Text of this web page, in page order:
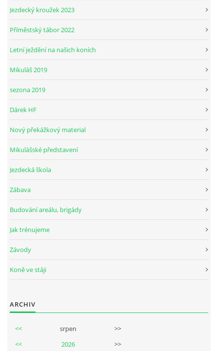
ČLENOVÉ JK CABALLERO Z RYCHVALDU
PODZIMNÍ BRIGÁDA 4.10.2025
Jezdecký kroužek 2023
Příměstský tábor 2022
Letní ježdění na našich koních
Mikuláš 2019
sezona 2019
Dárek HF
Nový překážkový material
Mikulášské představení
Jezdecká škola
Zábava
Budování areálu, brigády
Jak trénujeme
Závody
Koně ve stáji
ARCHIV
<< srpen
>>
<<
2026 >>